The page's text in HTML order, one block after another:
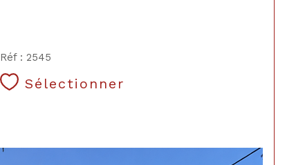
Réf : 2545
Sélectionner